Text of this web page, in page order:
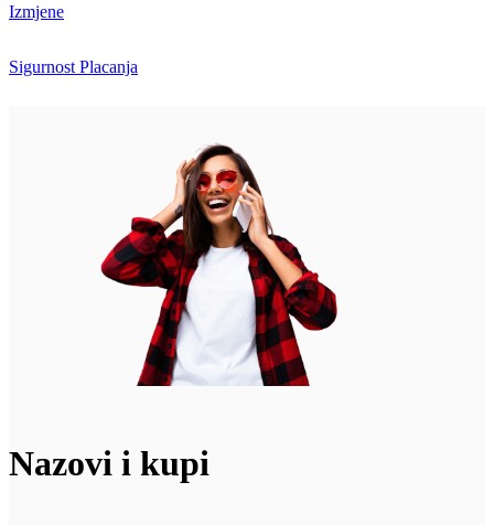
Izmjene
Sigurnost Placanja
Nazovi i kupi